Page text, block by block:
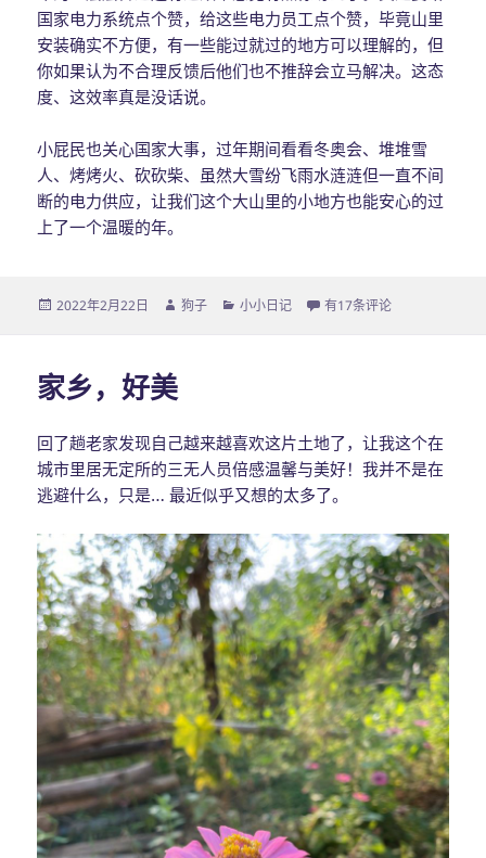
国家电力系统点个赞，给这些电力员工点个赞，毕竟山里
安装确实不方便，有一些能过就过的地方可以理解的，但
你如果认为不合理反馈后他们也不推辞会立马解决。这态
度、这效率真是没话说。
小屁民也关心国家大事，过年期间看看冬奥会、堆堆雪
人、烤烤火、砍砍柴、虽然大雪纷飞雨水涟涟但一直不间
断的电力供应，让我们这个大山里的小地方也能安心的过
上了一个温暖的年。
发
2022年2月22日
作
狗子
分
小小日记 关于过年的几件事
有17条评论
家乡，好美
回了趟老家发现自己越来越喜欢这片土地了，让我这个在
城市里居无定所的三无人员倍感温馨与美好！我并不是在
逃避什么，只是… 最近似乎又想的太多了。